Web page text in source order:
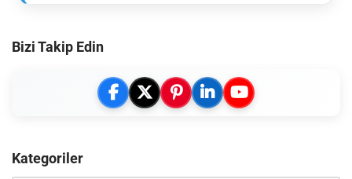
Bizi Takip Edin
Kategoriler